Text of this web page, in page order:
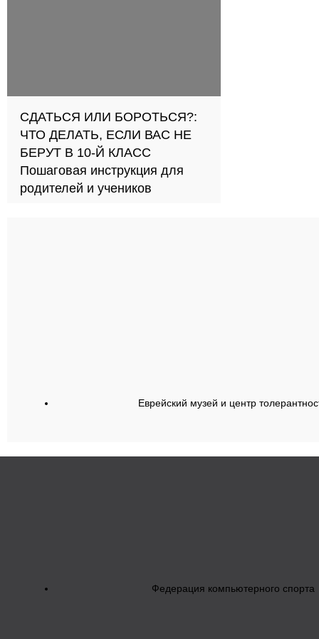
СДАТЬСЯ ИЛИ БОРОТЬСЯ?:
ЧТО ДЕЛАТЬ, ЕСЛИ ВАС НЕ
БЕРУТ В 10-Й КЛАСС
Пошаговая инструкция для
родителей и учеников
Еврейский музей и центр
Федерация компьютерного спорта